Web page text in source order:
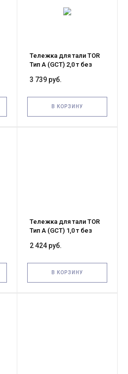
Тележка для тали TOR
Тип А (GCT) 2,0 т без
передвижения (G)
3 739 руб.
В КОРЗИНУ
Тележка для тали TOR
Тип А (GCT) 1,0 т без
передвижения (G)
2 424 руб.
В КОРЗИНУ